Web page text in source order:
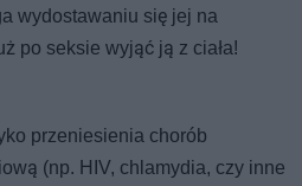
wydostawaniu się jej na
po seksie wyjąć ją z ciała!
przeniesienia chorób
(np. HIV, chlamydia, czy inne